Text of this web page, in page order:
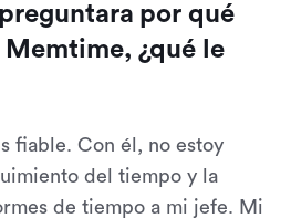
por qué
¿qué le
fiable. Con él, no estoy
del tiempo y la
de tiempo a mi jefe. Mi